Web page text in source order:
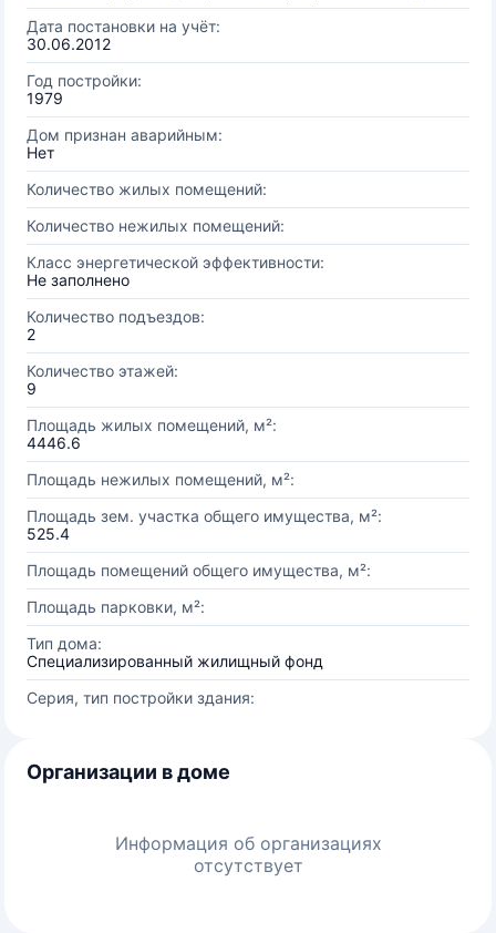
Дата постановки на учёт:
30.06.2012
Год постройки:
1979
Дом признан аварийным:
Нет
Количество жилых помещений:
Количество нежилых помещений:
Класс энергетической эффективности:
Не заполнено
Количество подъездов:
2
Количество этажей:
9
Площадь жилых помещений, м²:
4446.6
Площадь нежилых помещений, м²:
Площадь зем. участка общего имущества, м²:
525.4
Площадь помещений общего имущества, м²:
Площадь парковки, м²:
Тип дома:
Специализированный жилищный фонд
Серия, тип постройки здания:
Организации в доме
Информация об организациях
отсутствует